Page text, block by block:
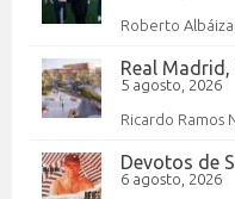
Roberto
Real
5 agosto, 2026
Ricardo Ramos
Devotos de
6 agosto, 2026